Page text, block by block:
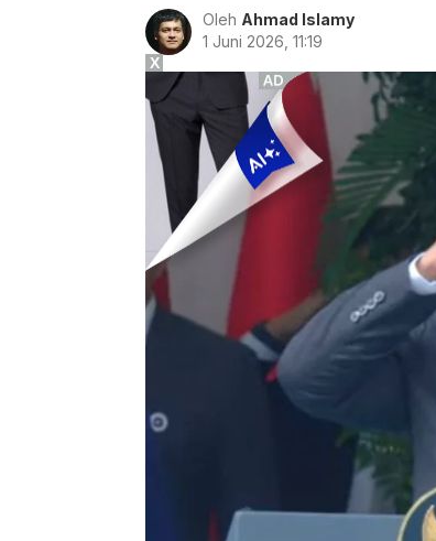
Oleh Ahmad Islamy
1 Juni 2026, 11:19
X